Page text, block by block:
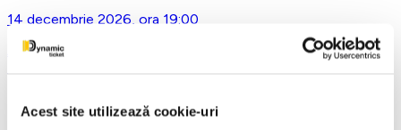
Acest site utilizează cookie-uri
14 decembrie 2026, ora 19:00
Asta-i ce-am avut de zis..- Horațiu Malaele & Nicu Alifantis -